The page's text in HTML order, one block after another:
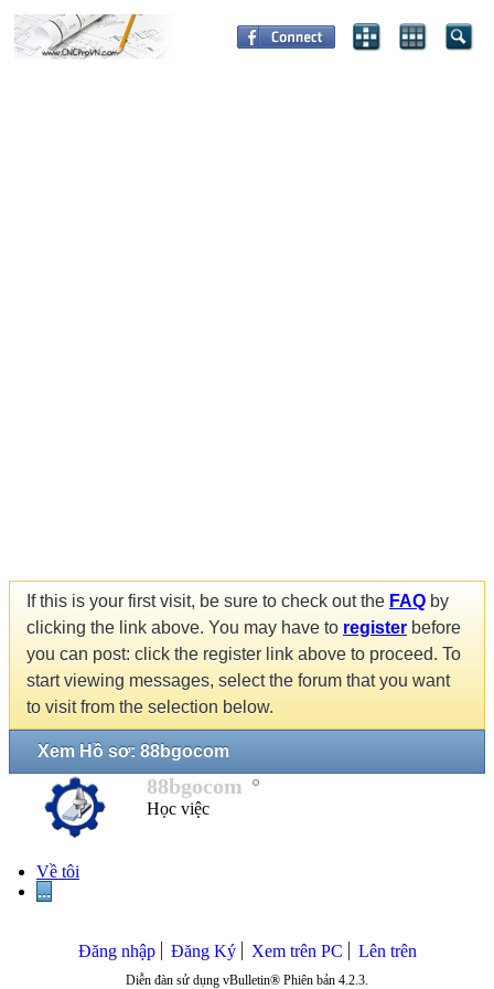
If this is your first visit, be sure to check out the FAQ by
clicking the link above. You may have to register before
you can post: click the register link above to proceed. To
start viewing messages, select the forum that you want
to visit from the selection below.
Xem Hồ sơ: 88bgocom
88bgocom
Học việc
Về tôi
...
Đăng nhập Đăng Ký Xem trên PC Lên trên
Diễn đàn sử dụng vBulletin® Phiên bản 4.2.3.